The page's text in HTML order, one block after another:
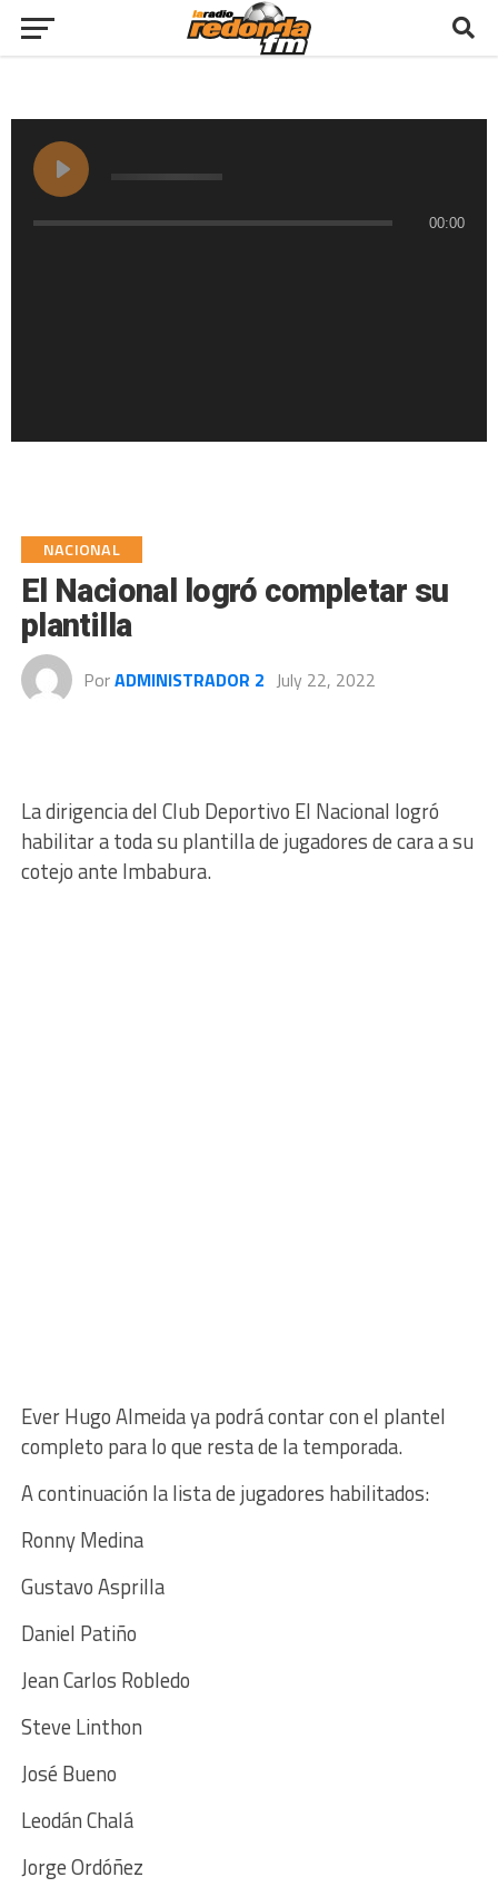
00:00
NACIONAL
El Nacional logró completar su
plantilla
PorADMINISTRADOR 2 July 22, 2022
La dirigencia del Club Deportivo El Nacional logró
habilitar a toda su plantilla de jugadores de cara a su
cotejo ante Imbabura.
Ever Hugo Almeida ya podrá contar con el plantel
completo para lo que resta de la temporada.
A continuación la lista de jugadores habilitados:
Ronny Medina
Gustavo Asprilla
Daniel Patiño
Jean Carlos Robledo
Steve Linthon
José Bueno
Leodán Chalá
Jorge Ordóñez